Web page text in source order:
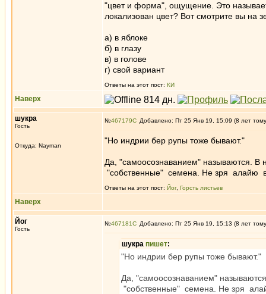
"цвет и форма", ощущение. Это
локализован цвет? Вот смотрите вы на
а) в яблоке
б) в глазу
в) в голове
г) свой вариант
Ответы на этот пост: КИ
Наверх
шукра
Гость
Откуда: Nayman
№467179 Добавлено: Пт 25 Янв 19, 15:09 (8 лет
"Но индрии бер рупы тоже бывают."
Да, "самоосознаванием" называются. В
"собственные" семена. Не зря алайю
Ответы на этот пост: Йог, Горсть листьев
Наверх
Йог
Гость
№467181 Добавлено: Пт 25 Янв 19, 15:13 (8 лет
шукра пишет:
"Но индрии бер рупы тоже бывают."
Да, "самоосознаванием"
"собственные" семена. Не зря